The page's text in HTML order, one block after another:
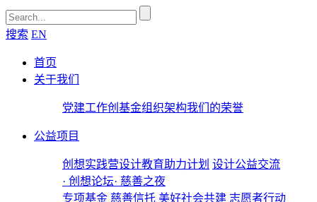
搜索 EN
首页
关于我们
党建工作创基金组织架构我们的荣誉
公益项目
创想实践营设计教育助力计划 设计公益交流
· 创想论坛· 慈善之夜
专项基金 慈善信托 美好社会共建 志愿者行动